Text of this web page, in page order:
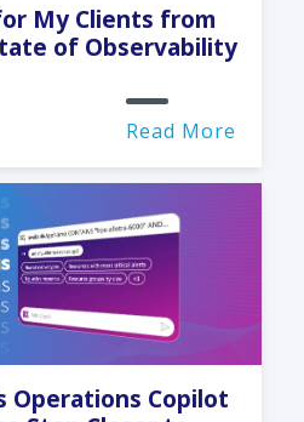
My Clients from
of Observability
Read More
Operations Copilot